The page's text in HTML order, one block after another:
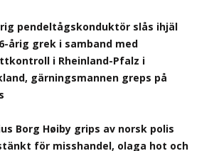
pendeltågskonduktör slås ihjäl
årig grek i samband med
i Rheinland-Pfalz i
gärningsmannen greps på
Borg Høiby grips av norsk polis
för misshandel, olaga hot och